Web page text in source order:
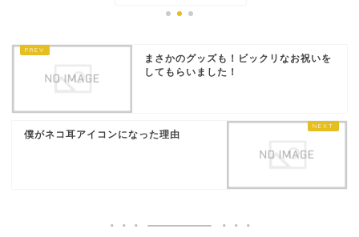
まさかのグッズも！ビックリなお祝いを
してもらいました！
僕がネコ耳アイコンになった理由